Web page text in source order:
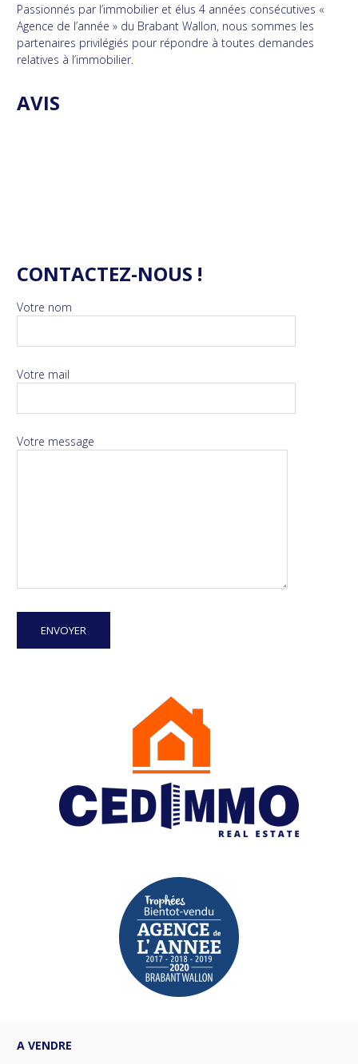
Passionnés par l’immobilier et élus 4 années consécutives «
Agence de l’année » du Brabant Wallon, nous sommes les
partenaires privilégiés pour répondre à toutes demandes
relatives à l’immobilier.
AVIS
CONTACTEZ-NOUS !
Votre nom
Votre mail
Votre message
A VENDRE